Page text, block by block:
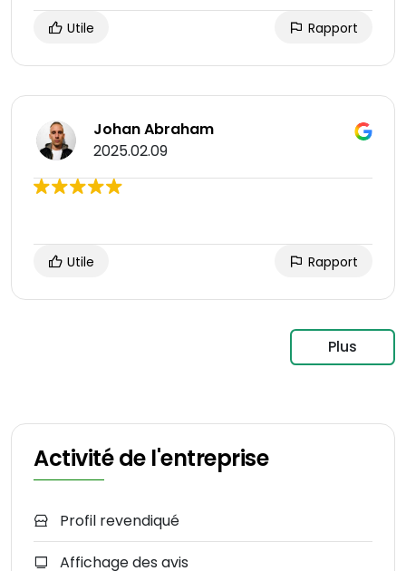
Utile Rapport
Johan Abraham
2025.02.09
Utile Rapport
Plus
Activité de l'entreprise
Profil revendiqué
Affichage des avis